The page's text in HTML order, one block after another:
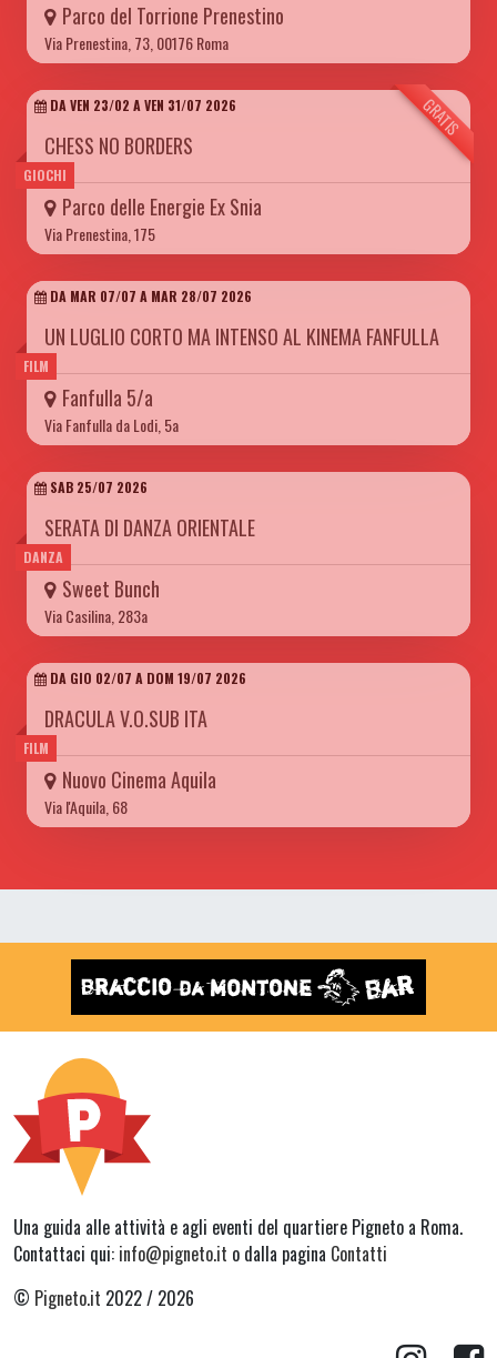
Parco del Torrione Prenestino
Via Prenestina, 73, 00176 Roma
GIOCHI
GRATIS
DA VEN 23/02 A VEN 31/07 2026
CHESS NO BORDERS
Parco delle Energie Ex Snia
Via Prenestina, 175
FILM
DA MAR 07/07 A MAR 28/07 2026
UN LUGLIO CORTO MA INTENSO AL KINEMA FANFULLA
Fanfulla 5/a
Via Fanfulla da Lodi, 5a
DANZA
SAB 25/07 2026
SERATA DI DANZA ORIENTALE
Sweet Bunch
Via Casilina, 283a
FILM
DA GIO 02/07 A DOM 19/07 2026
DRACULA V.O.SUB ITA
Nuovo Cinema Aquila
Via l'Aquila, 68
Una guida alle attività e agli eventi del quartiere Pigneto a Roma.
Contattaci qui: info@pigneto.it o dalla pagina Contatti
© Pigneto.it 2022 / 2026